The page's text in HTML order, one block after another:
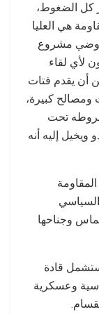
كل الضغوط،
هي العليا
مشروع
لأي لقاء
أن يقدم فتات
ومصالح كبيرة،
تحت
ويخيل إليه أنه
وجناحها
ستشمل قادة
وعسكرية